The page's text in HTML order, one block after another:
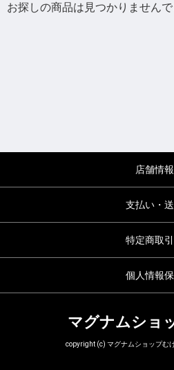
お探しの商品は見つかりませんで
店舗情報
支払い・
特定商取
個人情報
マグナムショ
copyright (c) マグナムショップむ